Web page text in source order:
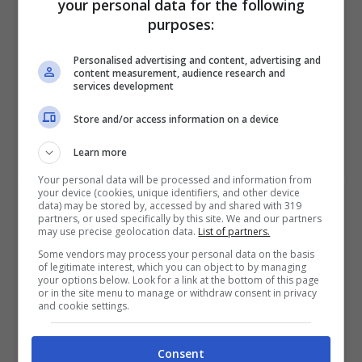
Fino a 2050€ sport e casino
Per i nuovi registrati: 100% fino a 2.000€ in Bonus
2050€
VERIFICA
BONUS BENVENUTO LOTTOMATICA: 2050€
Fino a 2050€ bonus scommesse e sport
Per i nuovi utenti della piattaforma: 100% fino a 50€ in
Bonus Scommesse + 100% fino a 2000€ in Bonus
your personal data for the following
purposes:
Personalised advertising and content, advertising and
content measurement, audience research and
services development
Store and/or access information on a device
Learn more
Your personal data will be processed and information from
your device (cookies, unique identifiers, and other device
data) may be stored by, accessed by and shared with 319
partners, or used specifically by this site. We and our partners
may use precise geolocation data. List of partners.
Some vendors may process your personal data on the basis
of legitimate interest, which you can object to by managing
your options below. Look for a link at the bottom of this page
or in the site menu to manage or withdraw consent in privacy
and cookie settings.
Consent